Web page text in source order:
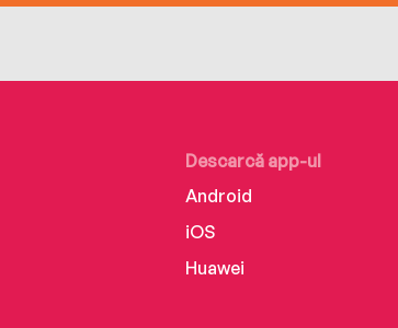
Descarcă app-ul
Android
iOS
Huawei